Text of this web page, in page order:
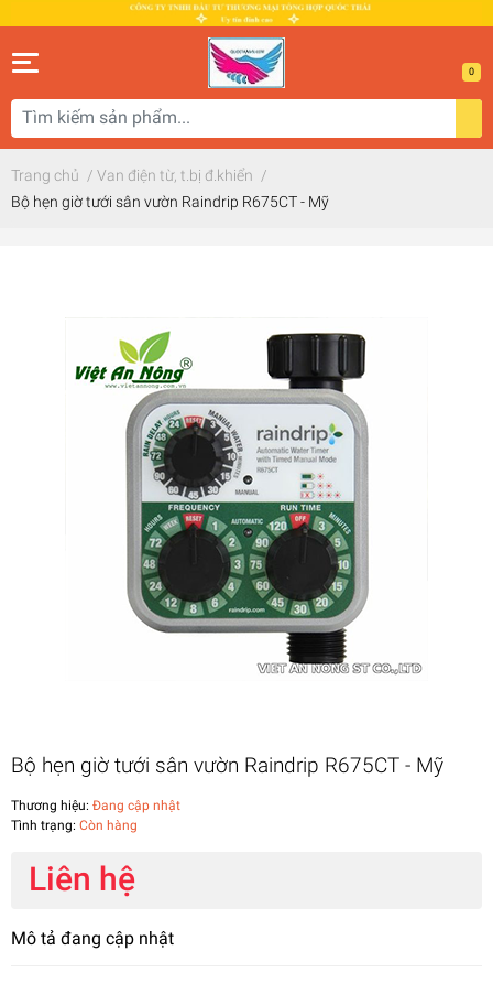
0
Trang chủ / Van điện từ, t.bị đ.khiển /
Bộ hẹn giờ tưới sân vườn Raindrip R675CT - Mỹ
Bộ hẹn giờ tưới sân vườn Raindrip R675CT - Mỹ
Thương hiệu: Đang cập nhật
Tình trạng: Còn hàng
Liên hệ
Mô tả đang cập nhật